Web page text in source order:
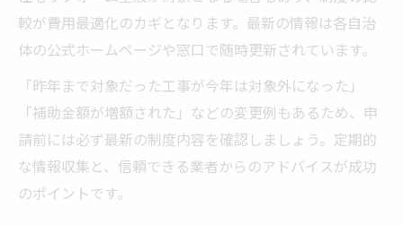
較が費用最適化のカギとなります。最新の情報は各自治
体の公式ホームページや窓口で随時更新されています。
「昨年まで対象だった工事が今年は対象外になった」
「補助金額が増額された」などの変更例もあるため、申
請前には必ず最新の制度内容を確認しましょう。定期的
な情報収集と、信頼できる業者からのアドバイスが成功
のポイントです。